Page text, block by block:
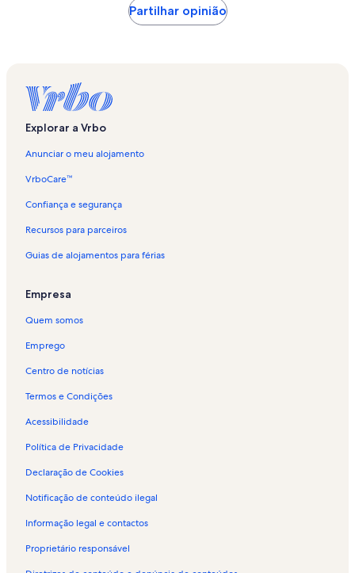
Partilhar opinião
Explorar a Vrbo
Anunciar o meu alojamento
VrboCare™
Confiança e segurança
Recursos para parceiros
Guias de alojamentos para férias
Empresa
Quem somos
Emprego
Centro de notícias
Termos e Condições
Acessibilidade
Política de Privacidade
Declaração de Cookies
Notificação de conteúdo ilegal
Informação legal e contactos
Proprietário responsável